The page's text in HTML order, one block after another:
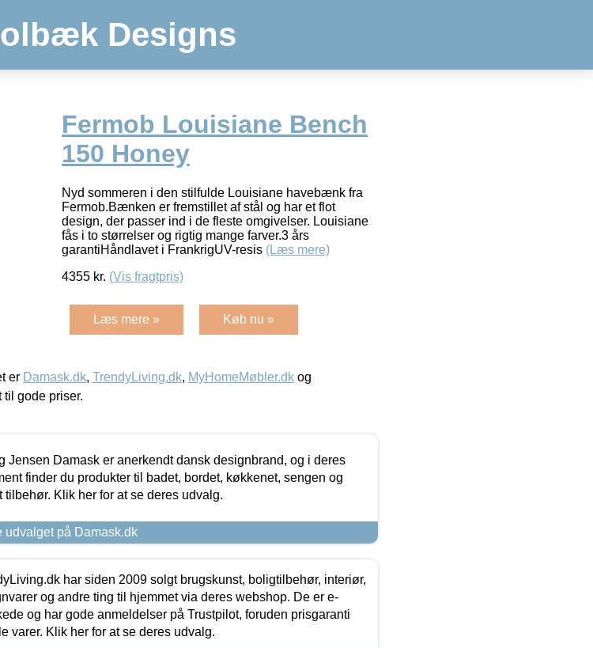
Designs
Fermob Louisiane Bench
150 Honey
Nyd sommeren i den stilfulde Louisiane havebænk fra
Fermob.Bænken er fremstillet af stål og har et flot
design, der passer ind i de fleste omgivelser. Louisiane
fås i to størrelser og rigtig mange farver.3 års
garantiHåndlavet i FrankrigUV-resis (Læs mere)
4355 kr. (Vis fragtpris)
Læs mere » Køb nu »
er Damask.dk, TrendyLiving.dk, MyHomeMøbler.dk og
til gode priser.
Jensen Damask er anerkendt dansk designbrand, og i deres
finder du produkter til badet, bordet, køkkenet, sengen og
tilbehør. Klik her for at se deres udvalg.
udvalget på Damask.dk
har siden 2009 solgt brugskunst, boligtilbehør, interiør,
og andre ting til hjemmet via deres webshop. De er e-
og har gode anmeldelser på Trustpilot, foruden prisgaranti
varer. Klik her for at se deres udvalg.